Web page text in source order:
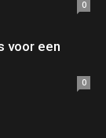
0
voor een
0